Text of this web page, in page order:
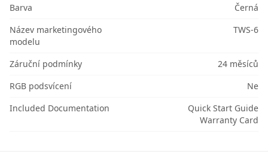
Barva
Černá
Název marketingového
modelu
TWS-6
Záruční podmínky
24 měsíců
RGB podsvícení
Ne
Included Documentation
Quick Start Guide
Warranty Card